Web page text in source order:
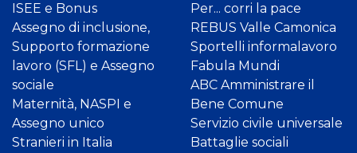
ISEE e Bonus
Assegno di inclusione,
Supporto formazione
lavoro (SFL) e Assegno
sociale
Maternità, NASPI e
Assegno unico
Stranieri in Italia
Per... corri la pace
REBUS Valle Camonica
Sportelli informalavoro
Fabula Mundi
ABC Amministrare il
Bene Comune
Servizio civile universale
Battaglie sociali